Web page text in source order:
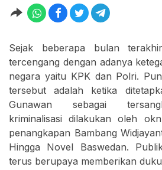
Sejak beberapa bulan
tercengang dengan adanya
negara yaitu KPK dan Polri.
tersebut adalah ketika
Gunawan sebagai
kriminalisasi dilakukan oleh
penangkapan Bambang
Hingga Novel Baswedan.
terus berupaya memberikan